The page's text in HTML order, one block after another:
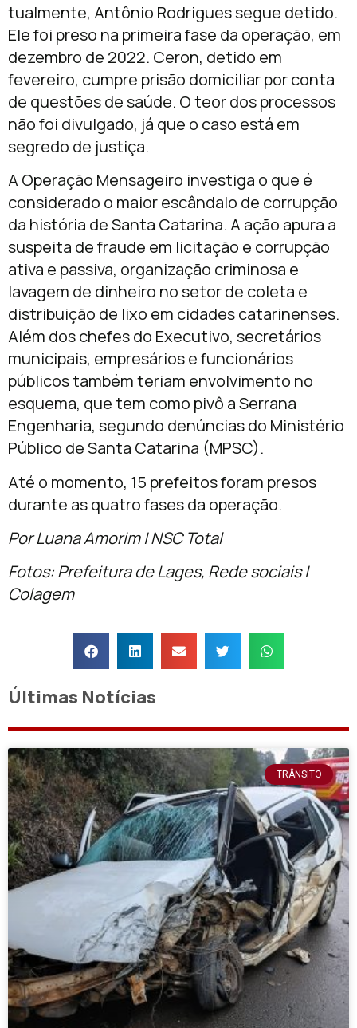
tualmente, Antônio Rodrigues segue detido.
Ele foi preso na primeira fase da operação, em
dezembro de 2022. Ceron, detido em
fevereiro, cumpre prisão domiciliar por conta
de questões de saúde. O teor dos processos
não foi divulgado, já que o caso está em
segredo de justiça.
A Operação Mensageiro investiga o que é
considerado o maior escândalo de corrupção
da história de Santa Catarina. A ação apura a
suspeita de fraude em licitação e corrupção
ativa e passiva, organização criminosa e
lavagem de dinheiro no setor de coleta e
distribuição de lixo em cidades catarinenses.
Além dos chefes do Executivo, secretários
municipais, empresários e funcionários
públicos também teriam envolvimento no
esquema, que tem como pivô a Serrana
Engenharia, segundo denúncias do Ministério
Público de Santa Catarina (MPSC).
Até o momento, 15 prefeitos foram presos
durante as quatro fases da operação.
Por Luana Amorim | NSC Total
Fotos: Prefeitura de Lages, Rede sociais |
Colagem
Últimas Notícias
TRÂNSITO